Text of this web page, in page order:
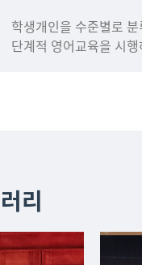
학생개인을 수준별로
단계적 영어교육을 시
리